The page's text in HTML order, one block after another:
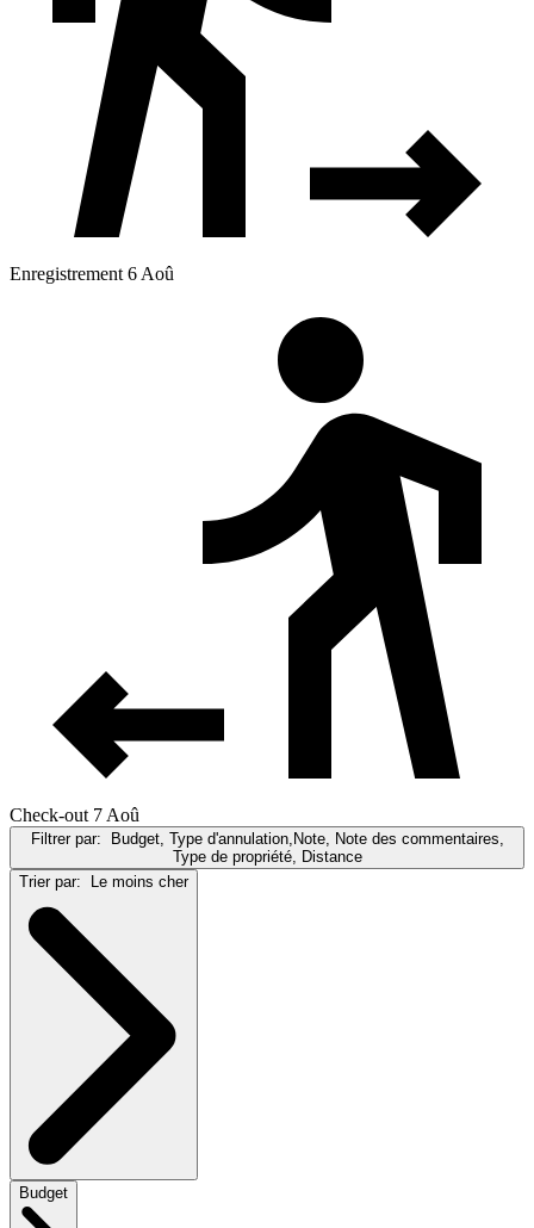
Enregistrement 6 Aoû
Check-out 7 Aoû
Filtrer par:
Budget, Type d'annulation,Note, Note des commentaires,
Type de propriété, Distance
Trier par:
Le moins cher
Budget